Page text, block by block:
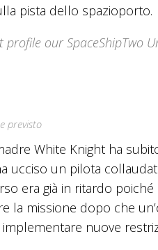
pista dello spazioporto.
our SpaceShipTwo
previsto
White Knight ha
ucciso un pilota
era già in ritardo
la missione dopo che
nuove